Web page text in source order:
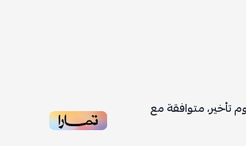
تأخير، متوافقة مع